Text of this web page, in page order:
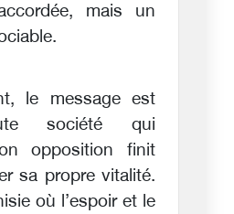
mais un
le message est
société qui
opposition finit
sa propre vitalité.
où l’espoir et le